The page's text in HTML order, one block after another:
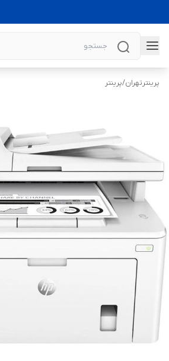
پرینترتهران/پرینتر